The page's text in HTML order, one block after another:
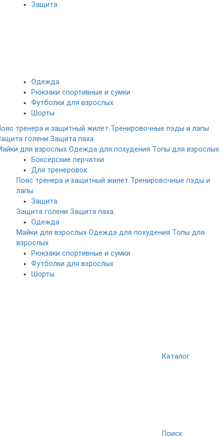
Защита
Одежда
Рюкзаки спортивные и сумки
Футболки для взрослых
Шорты
тренера и защитный жилет Тренировочные пэды и лапы
голени Защита паха
для взрослых Одежда для похудения Топы для взрослых
Боксёрские перчатки
Для тренеровок
Пояс тренера и защитный жилет Тренировочные пэды и
лапы
Защита
Защита голени Защита паха
Одежда
Майки для взрослых Одежда для похудения Топы для
взрослых
Рюкзаки спортивные и сумки
Футболки для взрослых
Шорты
Каталог
Поиск